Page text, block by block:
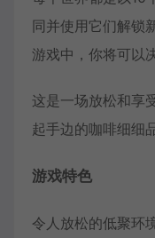
同并使用它们解锁
游戏中，你将可以
这是一场放松和享
起手边的咖啡细细
游戏特色
令人放松的低聚环